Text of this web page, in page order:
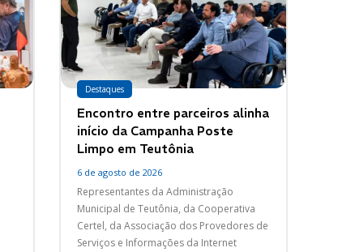
Destaques
Encontro entre parceiros alinha
início da Campanha Poste
Limpo em Teutônia
6 de agosto de 2026
Representantes da Administração
Municipal de Teutônia, da Cooperativa
Certel, da Associação dos Provedores de
Serviços e Informações da Internet